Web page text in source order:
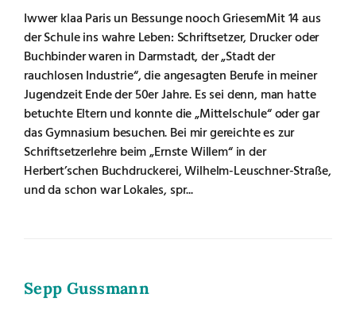
Iwwer klaa Paris un Bessunge nooch GriesemMit 14 aus
der Schule ins wahre Leben: Schriftsetzer, Drucker oder
Buchbinder waren in Darmstadt, der „Stadt der
rauchlosen Industrie“, die angesagten Berufe in meiner
Jugendzeit Ende der 50er Jahre. Es sei denn, man hatte
betuchte Eltern und konnte die „Mittelschule“ oder gar
das Gymnasium besuchen. Bei mir gereichte es zur
Schriftsetzerlehre beim „Ernste Willem“ in der
Herbert’schen Buchdruckerei, Wilhelm-Leuschner-Straße,
und da schon war Lokales, spr...
Sepp Gussmann